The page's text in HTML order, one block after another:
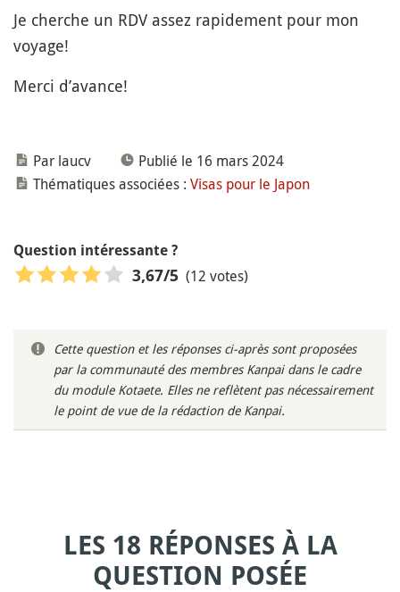
Je cherche un RDV assez rapidement pour mon
voyage!
Merci d’avance!
Par laucv
Publié le 16 mars 2024
Thématiques associées : Visas pour le Japon
Question intéressante ?
3,67/5 (12 votes)
Cette question et les réponses ci-après sont proposées
par la communauté des membres Kanpai dans le cadre
du module Kotaete. Elles ne reflètent pas nécessairement
le point de vue de la rédaction de Kanpai.
LES 18 RÉPONSES À LA
QUESTION POSÉE